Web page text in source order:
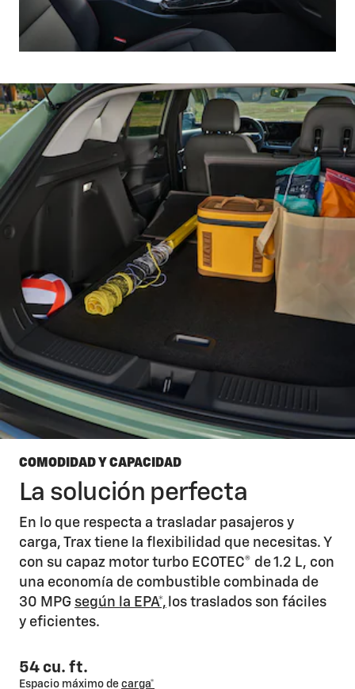
COMODIDAD Y CAPACIDAD
La solución perfecta
En lo que respecta a trasladar pasajeros y
carga, Trax tiene la flexibilidad que necesitas. Y
con su capaz motor turbo ECOTEC® de 1.2 L, con
una economía de combustible combinada de
30 MPG según la EPA*, los traslados son fáciles
y eficientes.
54 cu. ft.
Espacio máximo de carga*